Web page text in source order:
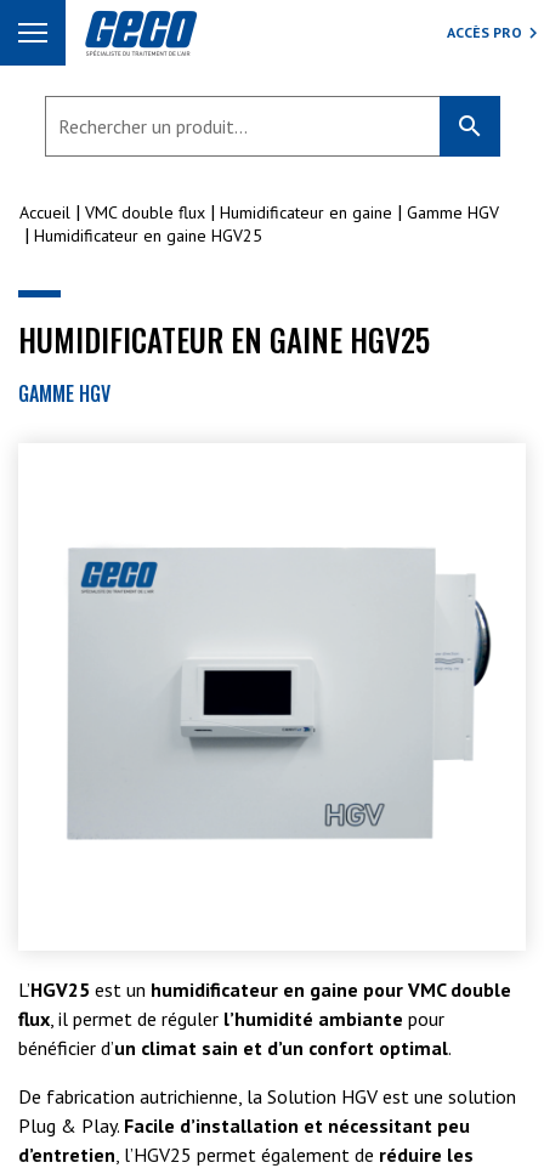
ACCÈS PRO
search
Accueil VMC double flux Humidificateur en gaine
Gamme HGV
Humidificateur en gaine HGV25
HUMIDIFICATEUR EN GAINE HGV25
GAMME HGV
L’HGV25 est un humidificateur en gaine pour VMC double
flux, il permet de réguler l’humidité ambiante pour
bénéficier d’un climat sain et d’un confort optimal.
De fabrication autrichienne, la Solution HGV est une solution
Plug & Play. Facile d’installation et nécessitant peu
d’entretien, l’HGV25 permet également de réduire les